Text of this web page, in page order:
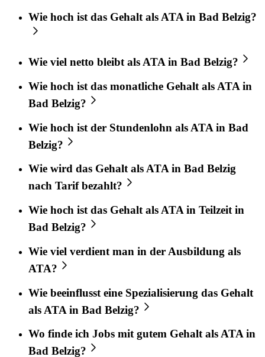
Wie hoch ist das Gehalt als ATA in Bad Belzig?
Wie viel netto bleibt als ATA in Bad Belzig?
Wie hoch ist das monatliche Gehalt als ATA in
Bad Belzig?
Wie hoch ist der Stundenlohn als ATA in Bad
Belzig?
Wie wird das Gehalt als ATA in Bad Belzig
nach Tarif bezahlt?
Wie hoch ist das Gehalt als ATA in Teilzeit in
Bad Belzig?
Wie viel verdient man in der Ausbildung als
ATA?
Wie beeinflusst eine Spezialisierung das Gehalt
als ATA in Bad Belzig?
Wo finde ich Jobs mit gutem Gehalt als ATA in
Bad Belzig?